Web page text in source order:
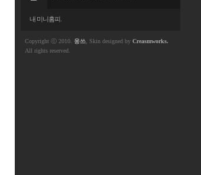
내 미니홈피.
Copyright ⓒ 2010. 웅쓰 , Skin designed by Creasmworks.
All rights reserved.